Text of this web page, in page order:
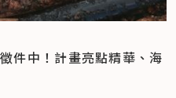
件中！計畫亮點精華、海